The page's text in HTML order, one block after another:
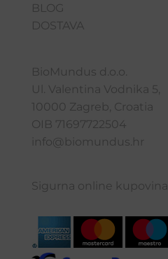
BLOG
DOSTAVA
BioMundus d.o.o.
Ul. Valentina Vodnika 5,
10000 Zagreb, Croatia
OIB 71697722504
info@biomundus.hr
Sigurna online kupovina